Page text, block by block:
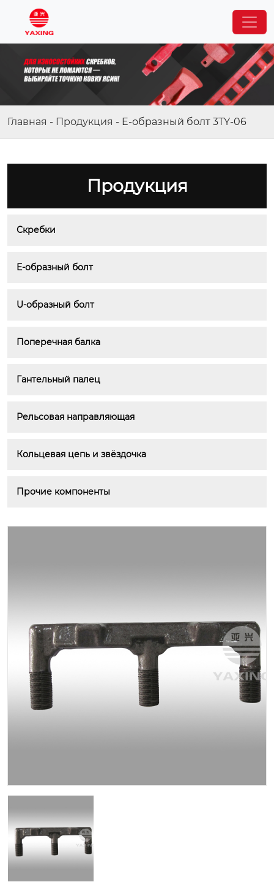
Главная - Продукция - E-образный болт 3TY-06
Продукция
Скребки
E-образный болт
U-образный болт
Поперечная балка
Гантельный палец
Рельсовая направляющая
Кольцевая цепь и звёздочка
Прочие компоненты